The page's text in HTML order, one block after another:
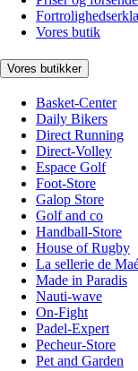
Vores butik
Vores butikker
Basket-Center
Daily Bikers
Direct Running
Direct-Volley
Espace Golf
Foot-Store
Galop Store
Golf and co
Handball-Store
House of Rugby
La sellerie de
Made in Paradis
Nauti-wave
On-Fight
Padel-Expert
Pecheur-Store
Pet and Garden